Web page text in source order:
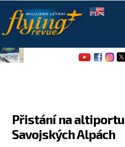
Přistání na
Savojských Alpách
Flying